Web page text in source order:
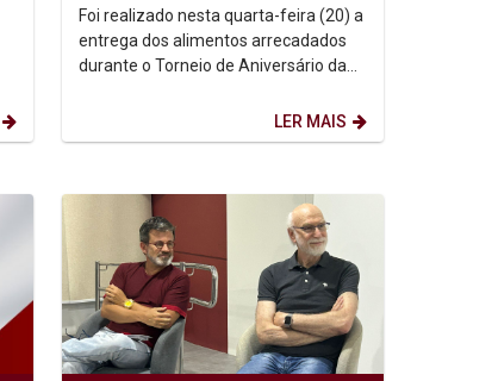
Humanitas Unicap
Foi realizado nesta quarta-feira (20) a
entrega dos alimentos arrecadados
durante o Torneio de Aniversário da
LER MAIS